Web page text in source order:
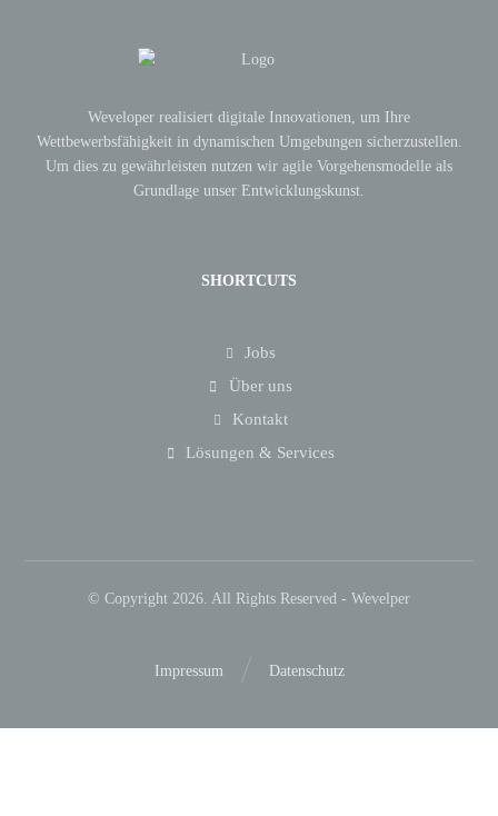
Weveloper realisiert digitale Innovationen, um Ihre
Wettbewerbsfähigkeit in dynamischen Umgebungen sicherzustellen.
Um dies zu gewährleisten nutzen wir agile Vorgehensmodelle als
Grundlage unser Entwicklungskunst.
SHORTCUTS
Jobs
Über uns
Kontakt
Lösungen & Services
© Copyright 2026. All Rights Reserved - Wevelper
Datenschutz
Impressum